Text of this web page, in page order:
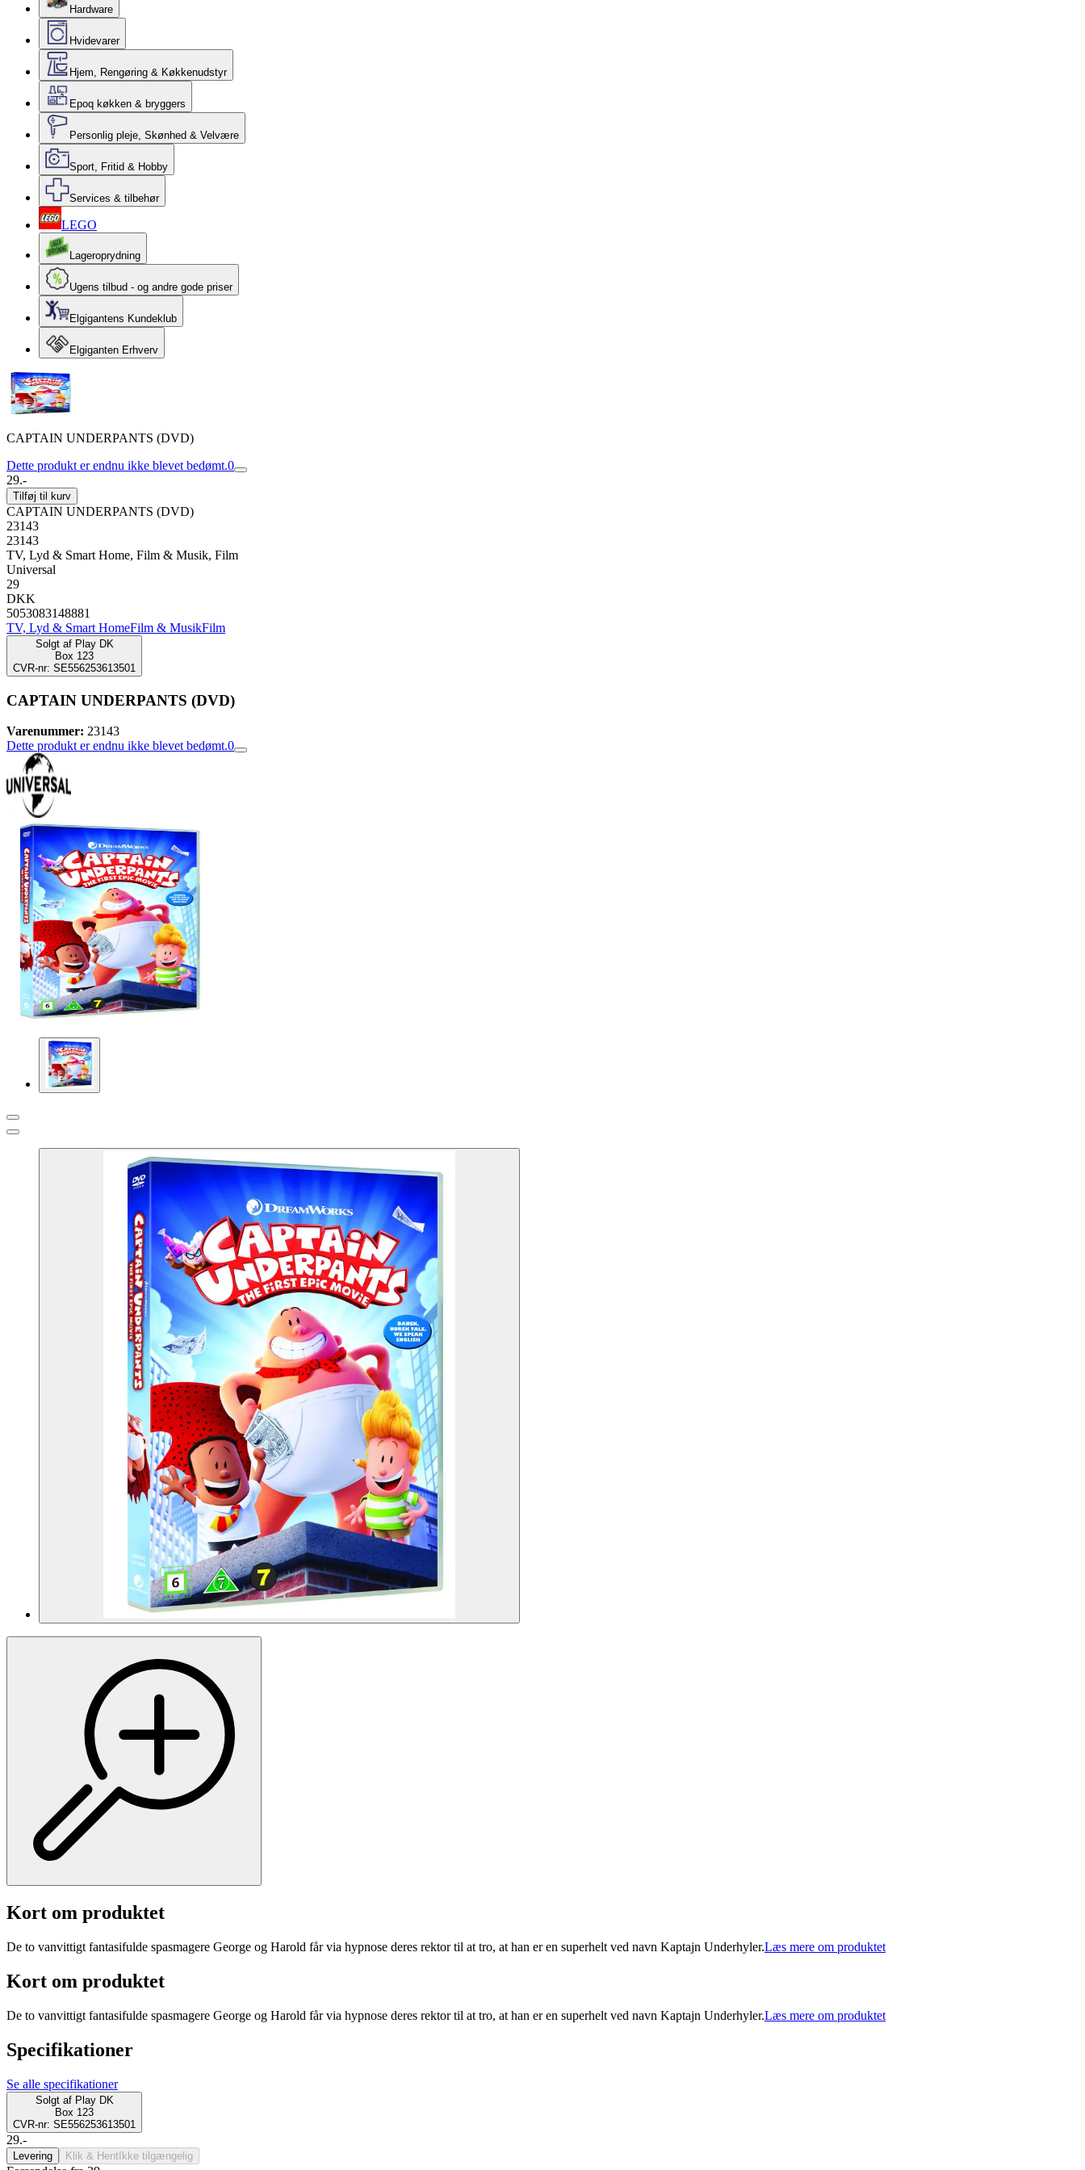
Hardware
Hvidevarer
Hjem, Rengøring & Køkkenudstyr
Epoq køkken & bryggers
Personlig pleje, Skønhed & Velvære
Sport, Fritid & Hobby
Services & tilbehør
LEGO
Lageroprydning
Ugens tilbud - og andre gode priser
Elgigantens Kundeklub
Elgiganten Erhverv
CAPTAIN UNDERPANTS (DVD)
Dette produkt er endnu ikke blevet bedømt.0
29.-
Tilføj til kurv
CAPTAIN UNDERPANTS (DVD)
23143
23143
TV, Lyd & Smart Home, Film & Musik, Film
Universal
29
DKK
5053083148881
TV, Lyd & Smart HomeFilm & MusikFilm
Solgt af Play DK
Box 123
CVR-nr: SE556253613501
CAPTAIN UNDERPANTS (DVD)
Varenummer: 23143
Dette produkt er endnu ikke blevet bedømt.0
Kort om produktet
De to vanvittigt fantasifulde spasmagere George og Harold får via hypnose deres rektor til at tro, at han er en superhelt ved navn Kaptajn Underhyler.Læs mere om produktet
Kort om produktet
De to vanvittigt fantasifulde spasmagere George og Harold får via hypnose deres rektor til at tro, at han er en superhelt ved navn Kaptajn Underhyler.Læs mere om produktet
Specifikationer
Se alle specifikationer
Solgt af Play DK
Box 123
CVR-nr: SE556253613501
29.-
Levering Klik & Hent Ikke tilgængelig